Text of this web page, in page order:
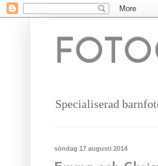
Specialiserad
söndag 17 augusti 2014